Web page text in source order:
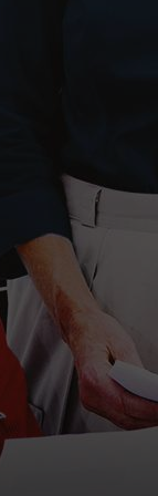
an.
an